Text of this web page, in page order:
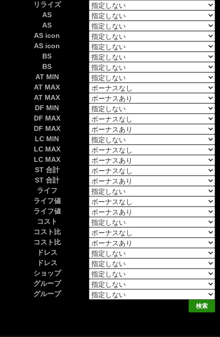
リライズ
AS
AS
AS icon
AS icon
BS
BS
AT MIN
AT MAX
AT MAX
DF MIN
DF MAX
DF MAX
LC MIN
LC MAX
LC MAX
ST 合計
ST 合計
ライフ
ライフ値
ライフ値
コスト
コスト比
コスト比
ドレス
ドレス
ショップ
グループ
グループ